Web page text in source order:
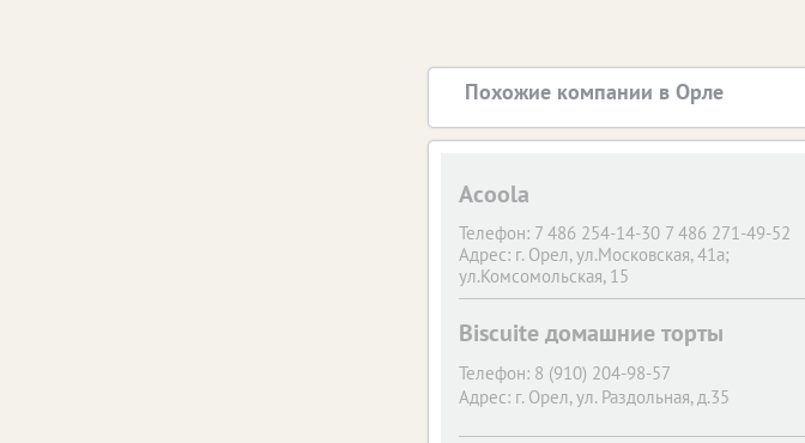
Похожие компании в Орле
Acoola
Телефон: 7 486 254-14-30 7 486 271-49-52
Адрес: г. Орел, ул.Московская, 41а;
ул.Комсомольская, 15
Biscuite домашние торты
Телефон: 8 (910) 204-98-57
Адрес: г. Орел, ул. Раздольная, д.35